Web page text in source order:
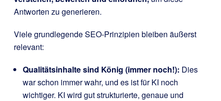
Antworten zu generieren.
Viele grundlegende SEO-Prinzipien bleiben äußerst
relevant:
Qualitätsinhalte sind König (immer noch!): Dies
war schon immer wahr, und es ist für KI noch
wichtiger. KI wird gut strukturierte, genaue und